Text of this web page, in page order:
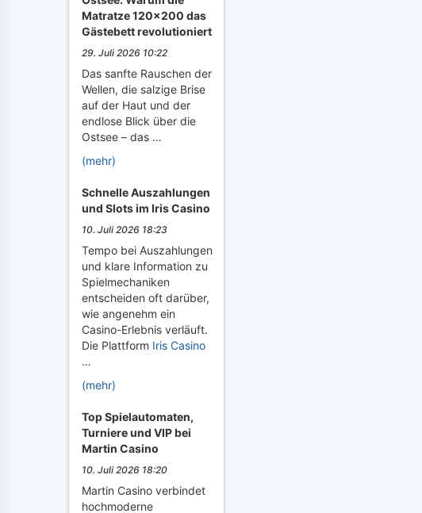
Matratze 120x200 das
Gästebett revolutioniert
29. Juli 2026 10:22
Das sanfte Rauschen der
Wellen, die salzige Brise
auf der Haut und der
endlose Blick über die
Ostsee – das …
(mehr)
Schnelle Auszahlungen
und Slots im Iris Casino
10. Juli 2026 18:23
Tempo bei Auszahlungen
und klare Information zu
Spielmechaniken
entscheiden oft darüber,
wie angenehm ein
Casino-Erlebnis verläuft.
Die Plattform Iris Casino
…
(mehr)
Top Spielautomaten,
Turniere und VIP bei
Martin Casino
10. Juli 2026 18:20
Martin Casino verbindet
hochmoderne